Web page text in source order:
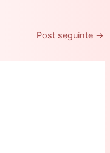
Post seguinte →